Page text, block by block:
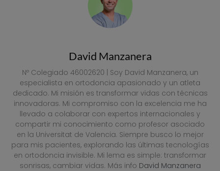
David Manzanera
Nº Colegiado 46002620 | Soy David Manzanera, un
especialista en ortodoncia apasionado y un atleta
dedicado. Mi misión es transformar vidas con técnicas
innovadoras. Mi compromiso con la excelencia me ha
llevado a colaborar con expertos internacionales y
compartir mi conocimiento como profesor asociado
en la Universitat de Valencia. Siempre busco lo mejor
para mis pacientes, explorando las últimas tecnologías
en ortodoncia invisible. Mi lema es simple: transformar
sonrisas, cambiar vidas. Más info David Manzanera